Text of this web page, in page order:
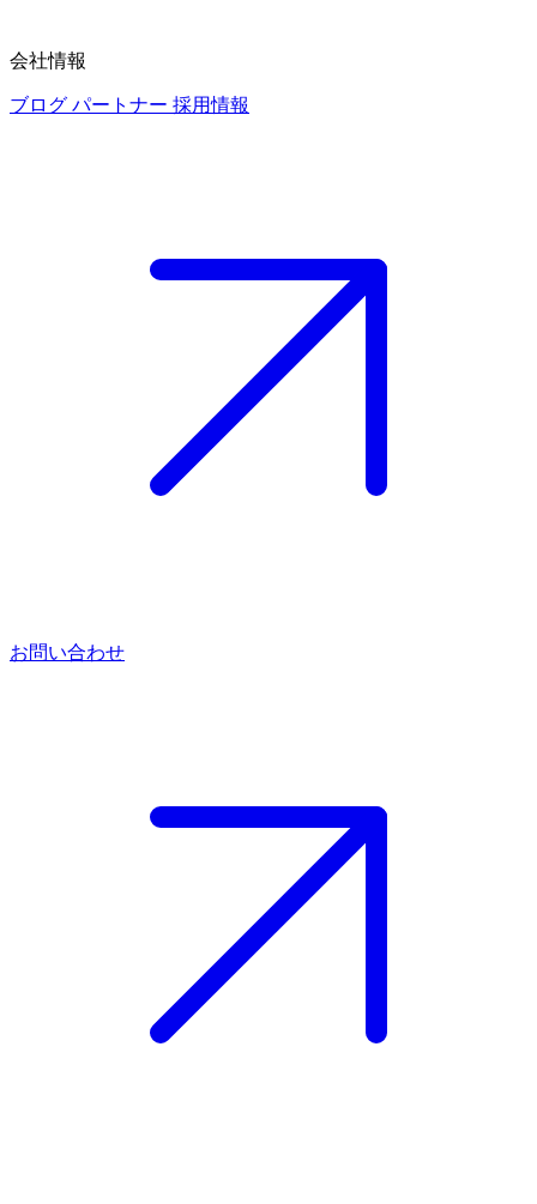
会社情報
ブログ パートナー 採用情報
お問い合わせ